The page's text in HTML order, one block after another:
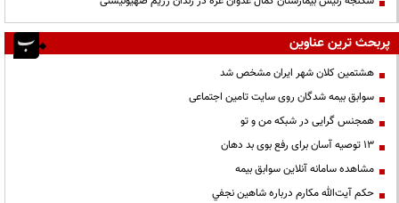
پربحث ترین عناوین
هشتمین کلان شهر ایران مشخص شد
سوابق بیمه شدگان روی سایت تامین اجتماعی
همجنس گرایی در شبکه من و تو
13 توصیه آسان برای رفع بوی بد دهان
مشاهده سامانه آنلاين سوابق بیمه
حكم آيت‌الله مكارم درباره شاهين نجفي